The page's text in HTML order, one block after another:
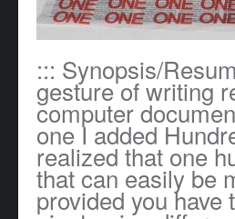
::: Synopsis/
gesture of writing
computer
one I added
realized that one
that can easily be
provided you